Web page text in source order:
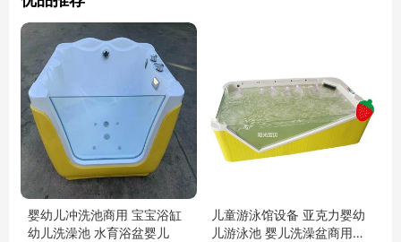
婴幼儿冲洗池商用 宝宝浴缸
幼儿洗澡池 水育浴盆婴儿
儿童游泳馆设备 亚克力婴幼
儿游泳池 婴儿洗澡盆商用可